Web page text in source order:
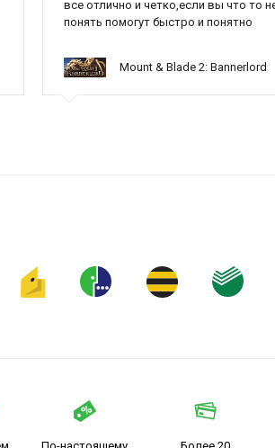
все отлично и четко,если вы что то
понять помогут быстро и понятно
Mount & Blade 2: Bannerlord